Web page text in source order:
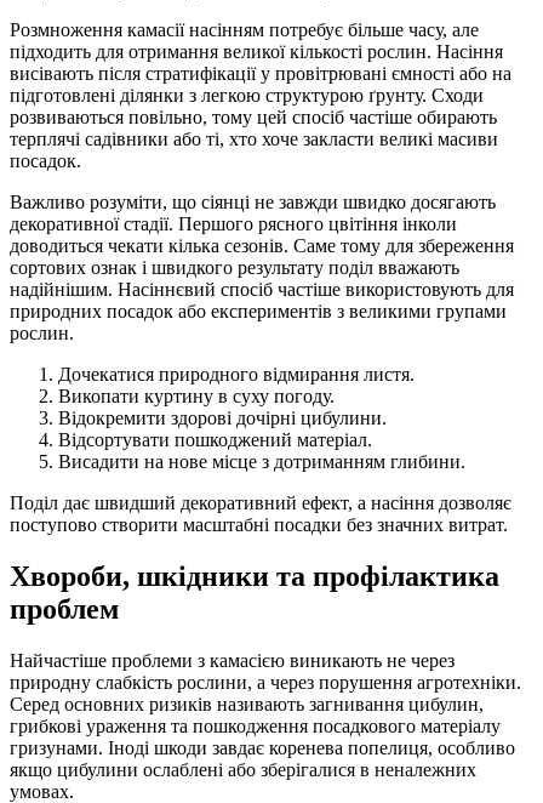
Розмноження камасії насінням потребує більше часу, але
підходить для отримання великої кількості рослин. Насіння
висівають після стратифікації у провітрювані ємності або на
підготовлені ділянки з легкою структурою ґрунту. Сходи
розвиваються повільно, тому цей спосіб частіше обирають
терплячі садівники або ті, хто хоче закласти великі масиви
посадок.
Важливо розуміти, що сіянці не завжди швидко досягають
декоративної стадії. Першого рясного цвітіння інколи
доводиться чекати кілька сезонів. Саме тому для збереження
сортових ознак і швидкого результату поділ вважають
надійнішим. Насіннєвий спосіб частіше використовують для
природних посадок або експериментів з великими групами
рослин.
Дочекатися природного відмирання листя.
Викопати куртину в суху погоду.
Відокремити здорові дочірні цибулини.
Відсортувати пошкоджений матеріал.
Висадити на нове місце з дотриманням глибини.
Поділ дає швидший декоративний ефект, а насіння дозволяє
поступово створити масштабні посадки без значних витрат.
Хвороби, шкідники та профілактика
проблем
Найчастіше проблеми з камасією виникають не через
природну слабкість рослини, а через порушення агротехніки.
Серед основних ризиків називають загнивання цибулин,
грибкові ураження та пошкодження посадкового матеріалу
гризунами. Іноді шкоди завдає коренева попелиця, особливо
якщо цибулини ослаблені або зберігалися в неналежних
умовах.